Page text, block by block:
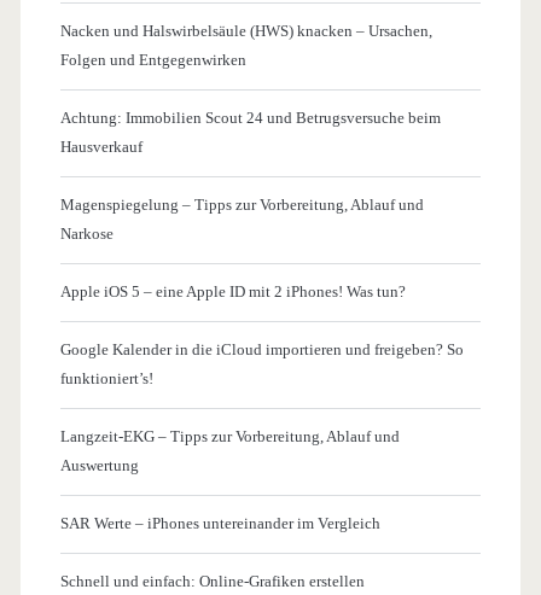
Nacken und Halswirbelsäule (HWS) knacken – Ursachen,
Folgen und Entgegenwirken
Achtung: Immobilien Scout 24 und Betrugsversuche beim
Hausverkauf
Magenspiegelung – Tipps zur Vorbereitung, Ablauf und
Narkose
Apple iOS 5 – eine Apple ID mit 2 iPhones! Was tun?
Google Kalender in die iCloud importieren und freigeben? So
funktioniert’s!
Langzeit-EKG – Tipps zur Vorbereitung, Ablauf und
Auswertung
SAR Werte – iPhones untereinander im Vergleich
Schnell und einfach: Online-Grafiken erstellen